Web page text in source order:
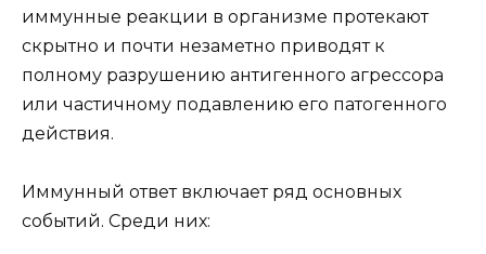
иммунные реакции в организме протекают
скрытно и почти незаметно приводят к
полному разрушению антигенного агрессора
или частичному подавлению его патогенного
действия.
Иммунный ответ включает ряд основных
событий. Среди них: